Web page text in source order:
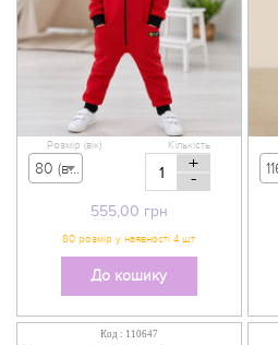
555,00 грн
Розмір (вік)
80 (вік 9-12 міс) - 555,00 грн
Кількість
+
-
До кошику
Код : 110647